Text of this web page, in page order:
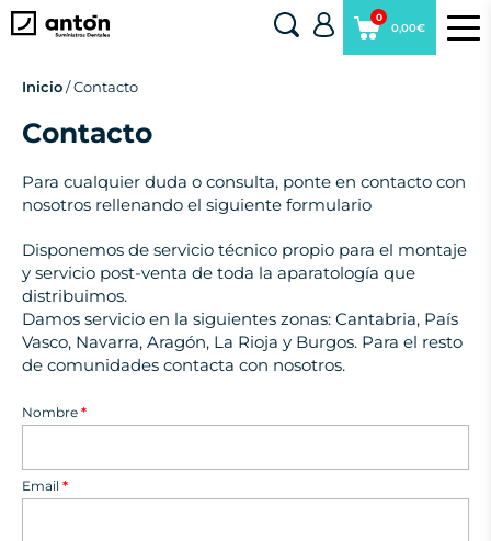
0,00€
0
Inicio/ Contacto
Contacto
Para cualquier duda o consulta, ponte en contacto con
nosotros rellenando el siguiente formulario
Disponemos de servicio técnico propio para el montaje
y servicio post-venta de toda la aparatología que
distribuimos.
Damos servicio en la siguientes zonas: Cantabria, País
Vasco, Navarra, Aragón, La Rioja y Burgos. Para el resto
de comunidades contacta con nosotros.
Nombre *
Email *